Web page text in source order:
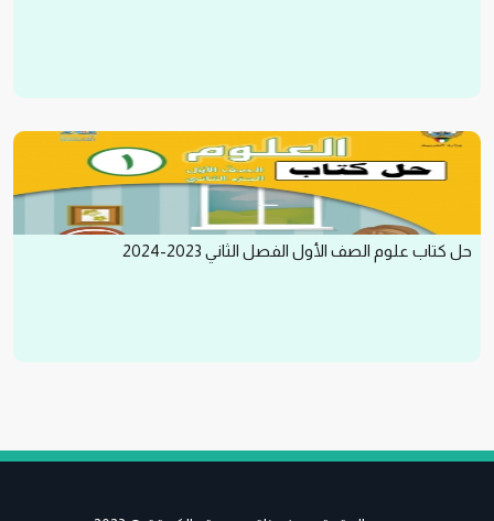
حل كتاب علوم الصف الأول الفصل الثاني 2023-2024